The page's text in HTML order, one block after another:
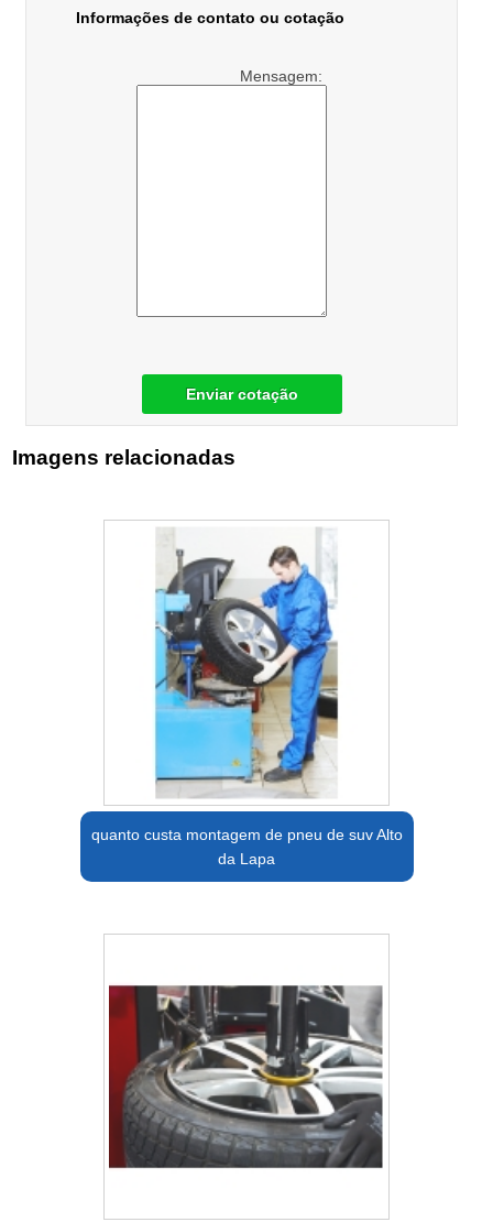
Informações de contato ou cotação
Mensagem:
Enviar cotação
Imagens relacionadas
quanto custa montagem de pneu de suv Alto
da Lapa